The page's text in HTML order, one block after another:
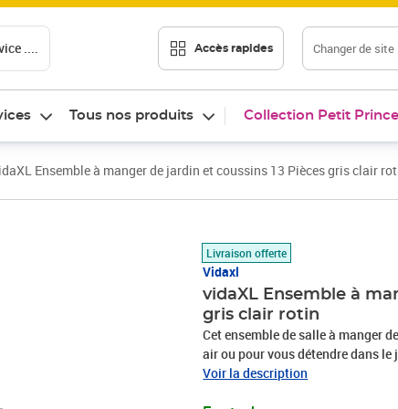
.... Accès rapides Changer de site
Tous nos produits Collection Petit Prince
Ensemble à manger de jardin et coussins 13 Pièces gris clair
Livraison offerte
Vidaxl
vidaXL Ensemble à
gris clair rotin
Cet ensemble de salle à manger
air ou pour vous détendre dans
Matériau durable : la résine
Voir la description
Prix 646,89€